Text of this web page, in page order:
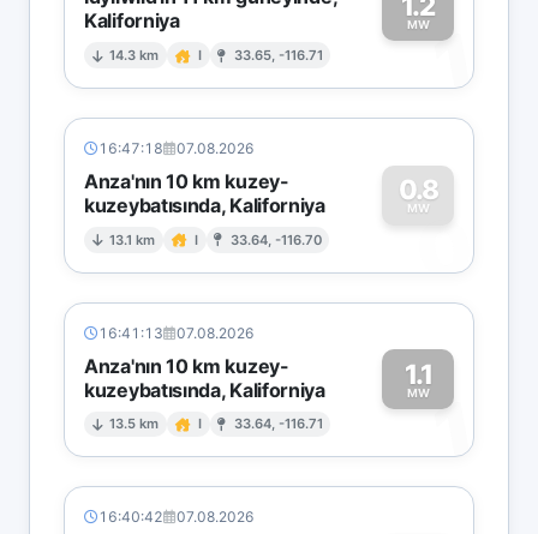
Kaliforniya
14.3 km I 33.65, -116.71
MW1
16:47:18 07.08.2026
Anza'nın 10 km kuzey-
kuzeybatısında, Kaliforniya
13.1 km I 33.64, -116.70
0.8
MW
0
16:41:13 07.08.2026
Anza'nın 10 km kuzey-
kuzeybatısında, Kaliforniya
13.5 km I 33.64, -116.71
1.1
MW1
16:40:42 07.08.2026